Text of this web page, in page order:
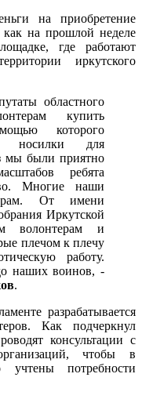
на приобретение
как на прошлой неделе
где работают
иркутского
областного
купить
которого
носилки для
мы были приятно
ребята
Многие наши
От имени
Иркутской
волонтерам и
плечом к плечу
работу.
наших воинов, -
.
разрабатывается
Как подчеркнул
консультации с
чтобы в
учтены потребности